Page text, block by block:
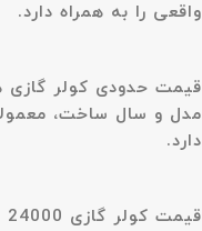
واقعی را به همراه دارد.
دارد.